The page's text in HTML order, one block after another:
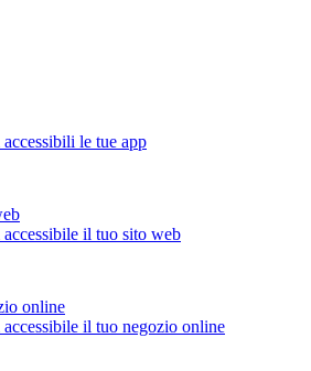
le tue app
il tuo sito web
online
il tuo negozio online